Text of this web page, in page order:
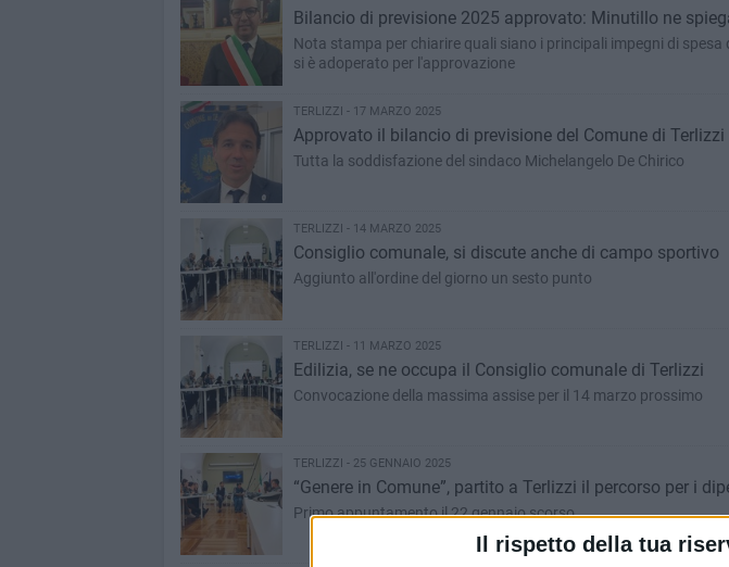
Il rispetto della tua
Bilancio di previsione 2025 approvato: Minutillo ne
Nota stampa per chiarire quali siano i principali impegni di spesa
si è adoperato per l'approvazione
TERLIZZI - 17 MARZO 2025
Approvato il bilancio di previsione del Comune di Terlizzi
Tutta la soddisfazione del sindaco Michelangelo De Chirico
TERLIZZI - 14 MARZO 2025
Consiglio comunale, si discute anche di campo sportivo
Aggiunto all'ordine del giorno un sesto punto
TERLIZZI - 11 MARZO 2025
Edilizia, se ne occupa il Consiglio comunale di Terlizzi
Convocazione della massima assise per il 14 marzo prossimo
TERLIZZI - 25 GENNAIO 2025
“Genere in Comune”, partito a Terlizzi il percorso per i
Primo appuntamento il 22 gennaio scorso